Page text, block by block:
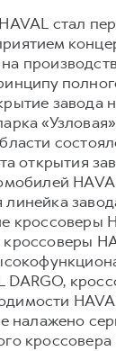
стал
завода
открытия
кроссоверы
DARGO,
налажено
кроссовера